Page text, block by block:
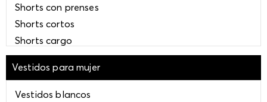
Shorts con prenses
Shorts cortos
Shorts cargo
Shorts deportivos
Shorts grises
Shorts café
Vestidos para mujer
Vestidos blancos